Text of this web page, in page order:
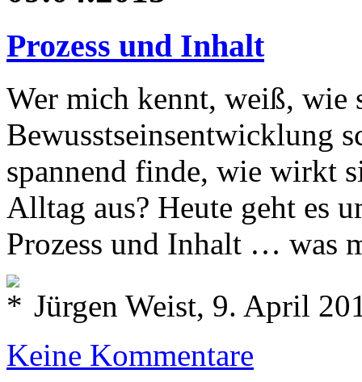
Prozess und Inhalt
Wer mich kennt, weiß, wie
Bewusstseinsentwicklung
spannend finde, wie wirkt
Alltag aus? Heute geht es
Prozess und Inhalt … was
Jürgen Weist, 9. April
Keine Kommentare